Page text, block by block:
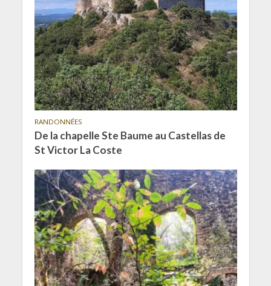
RANDONNÉES
De la chapelle Ste Baume au Castellas de
St Victor La Coste